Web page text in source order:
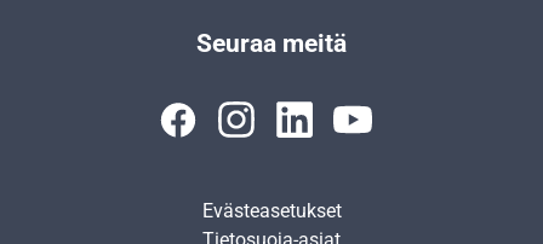
Seuraa meitä
Evästeasetukset